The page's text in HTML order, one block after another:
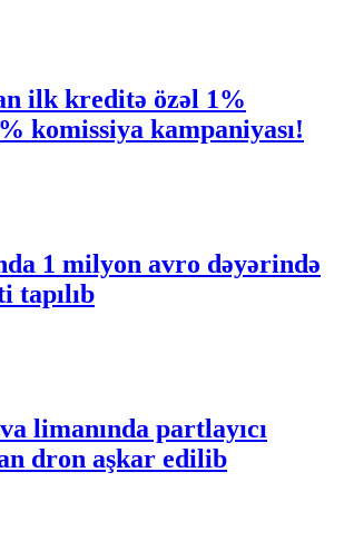
ilk kreditə özəl 1%
komissiya kampaniyası!
1 milyon avro dəyərində
tapılıb
limanında partlayıcı
dron aşkar edilib